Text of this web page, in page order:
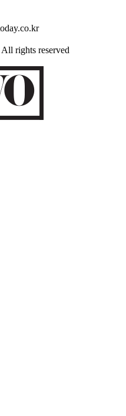
All rights reserved